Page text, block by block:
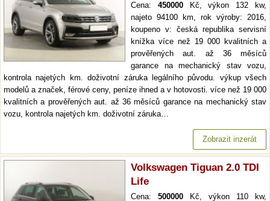
Cena: 450000Kč, výkon 132 kw,
najeto 94100 km, rok výroby: 2016,
koupeno v: česká republika servisní
knížka více než 19 000 kvalitních a
prověřených aut. až 36 měsíců
garance na mechanický stav vozu,
kontrola najetých km. doživotní záruka legálního původu. výkup všech
modelů a značek, férové ceny, peníze ihned a v hotovosti. více než 19 000
kvalitních a prověřených aut. až 36 měsíců garance na mechanický stav
vozu, kontrola najetých km. doživotní záruka…
Zobrazit inzerát
Volkswagen Tiguan 2.0 TDI
Life
Cena: 500000 Kč, výkon 110 kw,